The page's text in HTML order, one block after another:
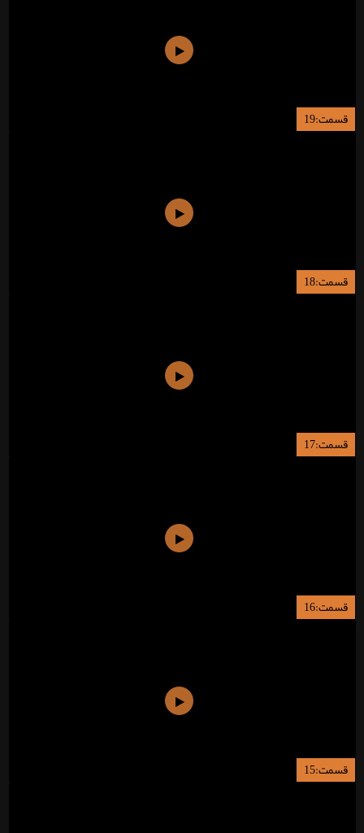
قسمت:19
قسمت:18
قسمت:17
قسمت:16
قسمت:15